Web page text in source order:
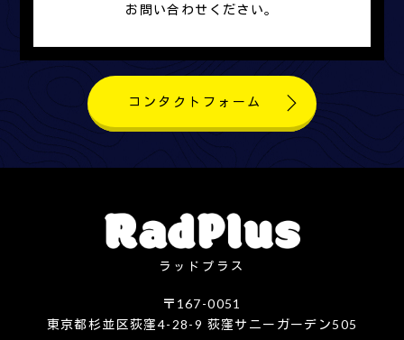
お問い合わせください。
コンタクトフォーム
ラッドプラス
〒167-0051
東京都杉並区荻窪4-28-9 荻窪サニーガーデン505